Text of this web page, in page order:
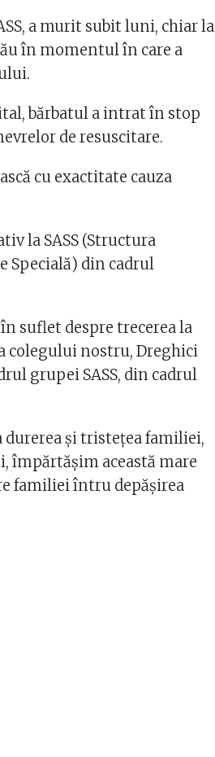
a murit subit luni, chiar la
în momentul în care a
bărbatul a intrat în stop
de resuscitare.
cu exactitate cauza
la SASS (Structura
Specială) din cadrul
suflet despre trecerea la
colegului nostru, Dreghici
grupei SASS, din cadrul
durerea și tristețea familiei,
împărtășim această mare
familiei întru depășirea